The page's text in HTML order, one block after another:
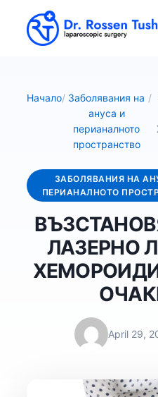
Начало/ Заболявания на
ануса и
перианалното
пространство
/
ЗАБОЛЯВАНИЯ НА
ПЕРИАНАЛНОТО
ЛАЗЕРНО
April 29,